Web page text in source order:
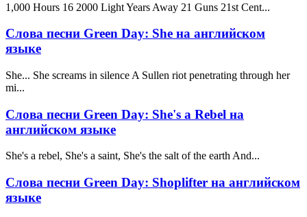
1,000 Hours 16 2000 Light Years Away 21 Guns 21st Cent...
Слова песни Green Day: She на английском
языке
She... She screams in silence A Sullen riot penetrating through her
mi...
Слова песни Green Day: She's a Rebel на
английском языке
She's a rebel, She's a saint, She's the salt of the earth And...
Слова песни Green Day: Shoplifter на английском
языке